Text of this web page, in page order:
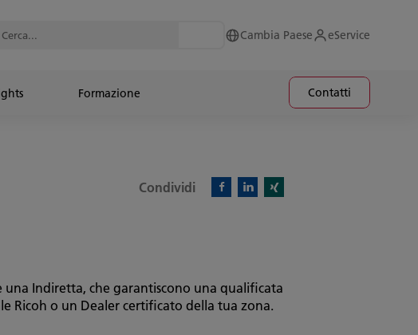
Cambia Paese eService
Formazione Contatti
Condividi
Indiretta, che garantiscono una qualificata
Ricoh o un Dealer certificato della tua zona.